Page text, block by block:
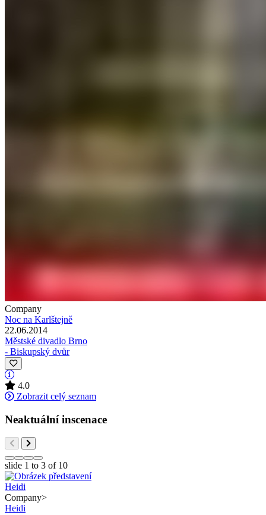
Company
Noc na Karlštejně
22.06.2014
Městské divadlo Brno
- Biskupský dvůr
4.0
Zobrazit celý seznam
Neaktuální inscenace
slide 1 to 3 of 10
Company>
Heidi